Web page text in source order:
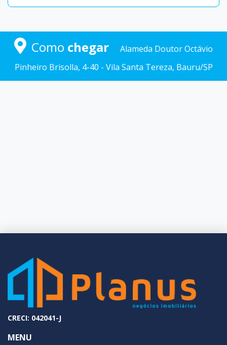
Como chegar
Alameda Doutor Octávio
Pinheiro Brisolla, 4-40 - Vila Santa Tereza, Bauru/SP
CRECI: 042041-J
MENU